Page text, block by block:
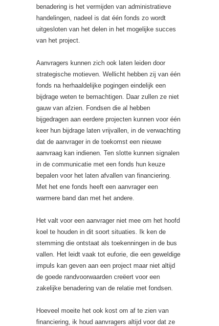
benadering is het vermijden van administratieve
handelingen, nadeel is dat één fonds zo wordt
uitgesloten van het delen in het mogelijke succes
van het project.
Aanvragers kunnen zich ook laten leiden door
strategische motieven. Wellicht hebben zij van één
fonds na herhaaldelijke pogingen eindelijk een
bijdrage weten te bemachtigen. Daar zullen ze niet
gauw van afzien. Fondsen die al hebben
bijgedragen aan eerdere projecten kunnen voor één
keer hun bijdrage laten vrijvallen, in de verwachting
dat de aanvrager in de toekomst een nieuwe
aanvraag kan indienen. Ten slotte kunnen signalen
in de communicatie met een fonds hun keuze
bepalen voor het laten afvallen van financiering.
Met het ene fonds heeft een aanvrager een
warmere band dan met het andere.
Het valt voor een aanvrager niet mee om het hoofd
koel te houden in dit soort situaties. Ik ken de
stemming die ontstaat als toekenningen in de bus
vallen. Het leidt vaak tot euforie, die een geweldige
impuls kan geven aan een project maar niet altijd
de goede randvoorwaarden creëert voor een
zakelijke benadering van de relatie met fondsen.
Hoeveel moeite het ook kost om af te zien van
financiering, ik houd aanvragers altijd voor dat ze